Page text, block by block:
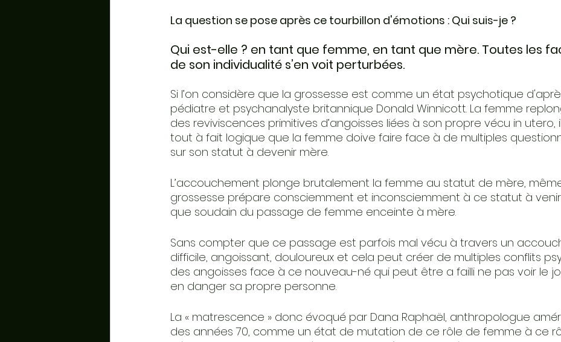
La question se pose après ce tourbillon d'émotions : Qui suis-je ?
Qui est-elle ? en tant que femme, en tant que mère. Toutes les
de son individualité s’en voit perturbées.
Si l’on considère que la grossesse est comme un état psychotique
pédiatre et psychanalyste britannique Donald Winnicott. La femme
des reviviscences primitives d’angoisses liées à son propre vécu in utero,
tout à fait logique que la femme doive faire face à de multiples
sur son statut à devenir mère.
L’accouchement plonge brutalement la femme au statut de mère,
grossesse prépare consciemment et inconsciemment à ce statut à venir
que soudain du passage de femme enceinte à mère.
Sans compter que ce passage est parfois mal vécu à travers un
difficile, angoissant, douloureux et cela peut créer de multiples conflits
des angoisses face à ce nouveau-né qui peut être a failli ne pas voir le
en danger sa propre personne.
La « matrescence » donc évoqué par Dana Raphaël, anthropologue
des années 70, comme un état de mutation de ce rôle de femme à ce